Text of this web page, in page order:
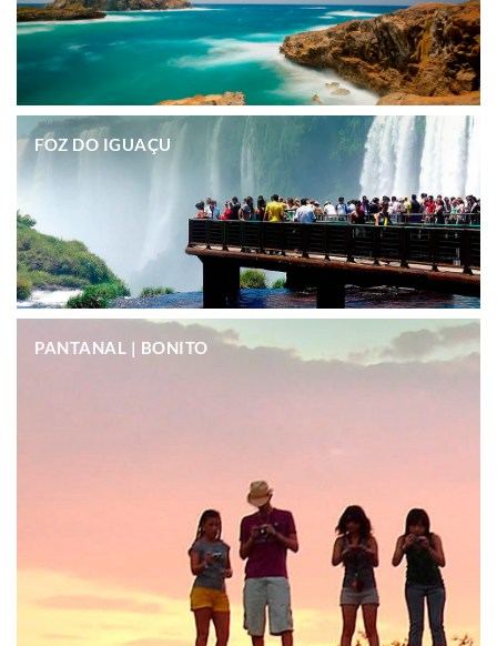
FOZ DO IGUAÇU
PANTANAL | BONITO